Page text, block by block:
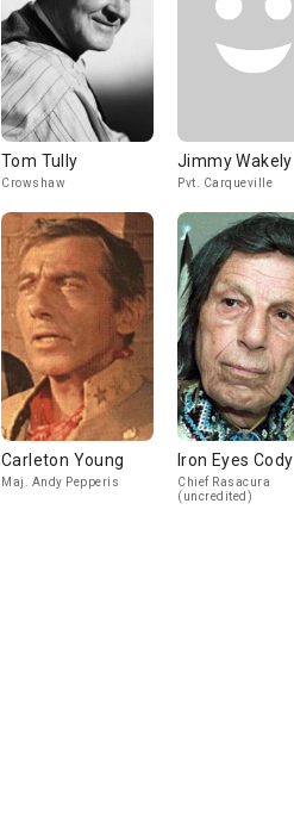
Tom Tully
Crowshaw
Jimmy Wakely
Pvt. Carqueville
Carleton Young
Maj. Andy Pepperis
Iron Eyes Cody
Chief Rasacura
(uncredited)